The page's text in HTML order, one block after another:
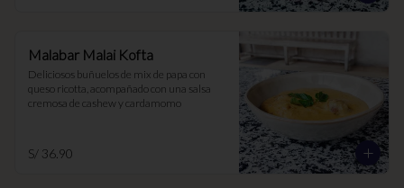
Malabar Malai Kofta
Deliciosos buñuelos de mix de papa con
queso ricotta, acompañado con una salsa
cremosa de cashew y cardamomo
S/ 36.90